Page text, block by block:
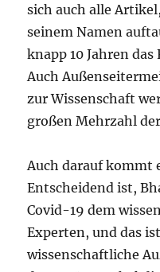
sich auch alle
seinem Namen
knapp 10 Jahren
Auch
zur Wissenschaft
großen Mehrzahl
Auch darauf kommt
Entscheidend ist,
Covid-19 dem
Experten, und das
wissenschaftliche